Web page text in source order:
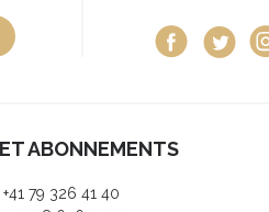
ABONNEMENTS
79 326 41 40